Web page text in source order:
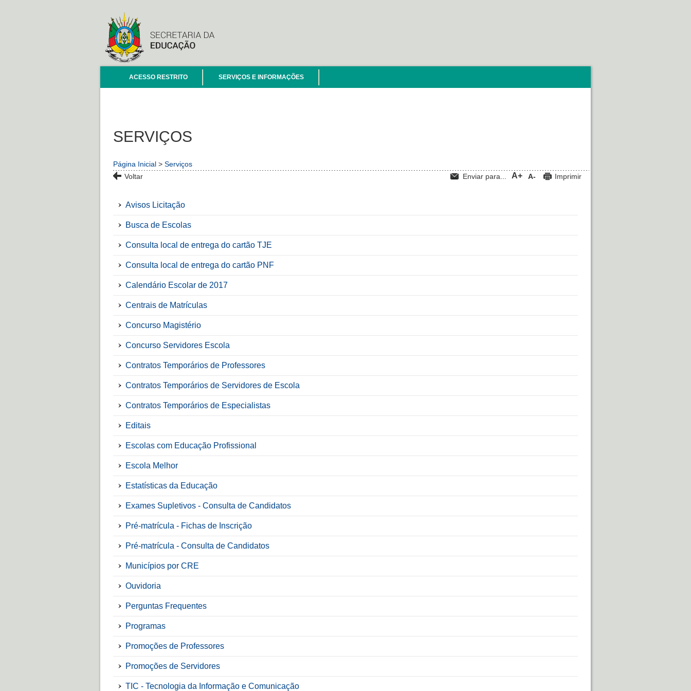
ACESSO RESTRITO SERVIÇOS E INFORMAÇÕES
SERVIÇOS
Página Inicial > Serviços
Voltar
Imprimir
A-
A+
Enviar para...
Avisos Licitação
Busca de Escolas
Consulta local de entrega do cartão TJE
Consulta local de entrega do cartão PNF
Calendário Escolar de 2017
Centrais de Matrículas
Concurso Magistério
Concurso Servidores Escola
Contratos Temporários de Professores
Contratos Temporários de Servidores de Escola
Contratos Temporários de Especialistas
Editais
Escolas com Educação Profissional
Escola Melhor
Estatísticas da Educação
Exames Supletivos - Consulta de Candidatos
Pré-matrícula - Fichas de Inscrição
Pré-matrícula - Consulta de Candidatos
Municípios por CRE
Ouvidoria
Perguntas Frequentes
Programas
Promoções de Professores
Promoções de Servidores
TIC - Tecnologia da Informação e Comunicação